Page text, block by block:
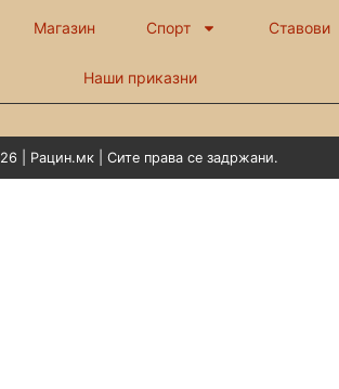
Магазин Спорт Ставови
Наши приказни
| Рацин.мк | Сите права се задржани.